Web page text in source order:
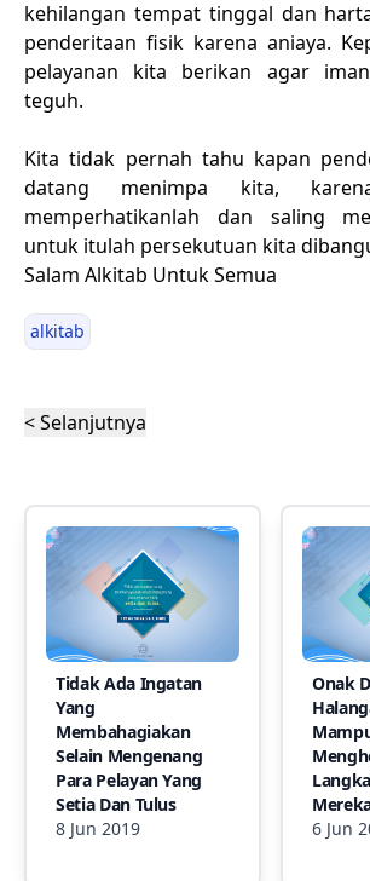
kehilangan tempat tinggal dan
penderitaan fisik karena aniaya.
pelayanan kita berikan agar
teguh.
Kita tidak pernah tahu kapan
datang menimpa kita,
memperhatikanlah dan saling
untuk itulah persekutuan kita
Salam Alkitab Untuk Semua
alkitab
< Selanjutnya
Tidak Ada Ingatan
Yang
Membahagiakan
Selain Mengenang
Para Pelayan Yang
Setia Dan Tulus
8 Jun 2019
Onak
6 Jun